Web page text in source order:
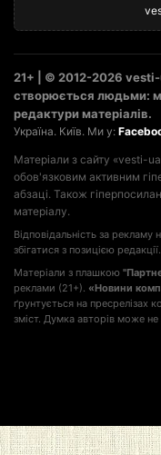
21+ | © 2012-2026
створюється людьми:
редактури матеріалів.
Україна. Київ. Ми у:
Матеріали з сайту «vesti-
обов'язковим активним
абзаці. Також
матеріалу.
Відповідальність за
збігатися з позицією редакції.
Матеріали з плашкою
реклами (21+). «Новини
ґрунтується на пресрелізах
зміст. Думка авторів може не